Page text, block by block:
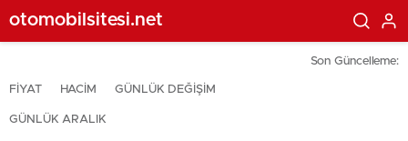
otomobilsitesi.net
Son Güncelleme:
FİYAT HACİM GÜNLÜK DEĞİŞİM
GÜNLÜK ARALIK